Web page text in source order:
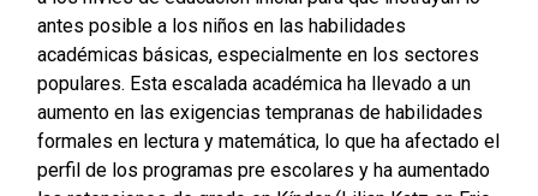
antes posible a los niños en las habilidades
académicas básicas, especialmente en los sectores
populares. Esta escalada académica ha llevado a un
aumento en las exigencias tempranas de habilidades
formales en lectura y matemática, lo que ha afectado el
perfil de los programas pre escolares y ha aumentado